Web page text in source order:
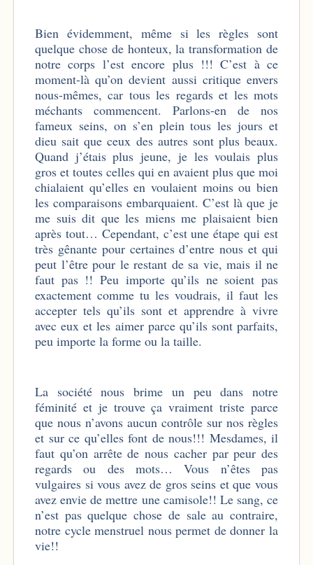
Bien évidemment, même si les règles sont
quelque chose de honteux, la transformation de
notre corps l’est encore plus !!! C’est à ce
moment-là qu’on devient aussi critique envers
nous-mêmes, car tous les regards et les mots
méchants commencent. Parlons-en de nos
fameux seins, on s’en plein tous les jours et
dieu sait que ceux des autres sont plus beaux.
Quand j’étais plus jeune, je les voulais plus
gros et toutes celles qui en avaient plus que moi
chialaient qu’elles en voulaient moins ou bien
les comparaisons embarquaient. C’est là que je
me suis dit que les miens me plaisaient bien
après tout… Cependant, c’est une étape qui est
très gênante pour certaines d’entre nous et qui
peut l’être pour le restant de sa vie, mais il ne
faut pas !! Peu importe qu’ils ne soient pas
exactement comme tu les voudrais, il faut les
accepter tels qu’ils sont et apprendre à vivre
avec eux et les aimer parce qu’ils sont parfaits,
peu importe la forme ou la taille.
La société nous brime un peu dans notre
féminité et je trouve ça vraiment triste parce
que nous n’avons aucun contrôle sur nos règles
et sur ce qu’elles font de nous!!! Mesdames, il
faut qu’on arrête de nous cacher par peur des
regards ou des mots… Vous n’êtes pas
vulgaires si vous avez de gros seins et que vous
avez envie de mettre une camisole!! Le sang, ce
n’est pas quelque chose de sale au contraire,
notre cycle menstruel nous permet de donner la
vie!!